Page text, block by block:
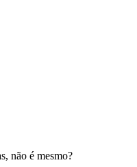
não é mesmo?